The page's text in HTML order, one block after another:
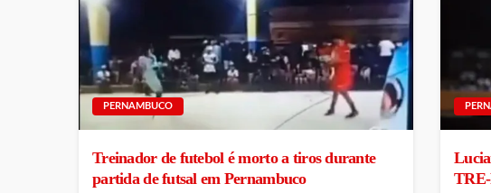
PERNAMBUCO
Treinador de futebol é morto a tiros durante
partida de futsal em Pernambuco